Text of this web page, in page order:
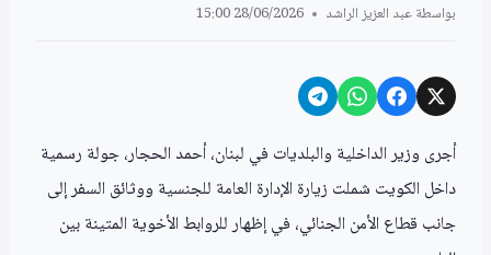
بواسطةعبد العزيز الراشد 28/06/2026 15:00
أجرى وزير الداخلية والبلديات في لبنان، أحمد الحجار، جولة رسمية
داخل الكويت شملت زيارة الإدارة العامة للجنسية ووثائق السفر إلى
جانب قطاع الأمن الجنائي، في إظهار للروابط الأخوية المتينة بين